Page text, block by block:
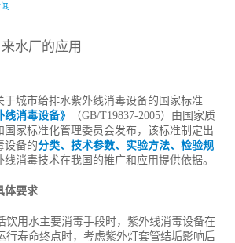
水厂的应用
于城市给排水紫外线消毒设备的国家标准
线消毒设备》
（GB/T19837-2005）由国家质
国家标准化管理委员会发布，该标准制定出
设备的分类、技术参数、实验方法、检验规
消毒技术在我国的推广和应用提供依据。
体要求
饮用水主要消毒手段时，紫外线消毒设备在
行寿命终点时，考虑紫外灯套管结垢影响后